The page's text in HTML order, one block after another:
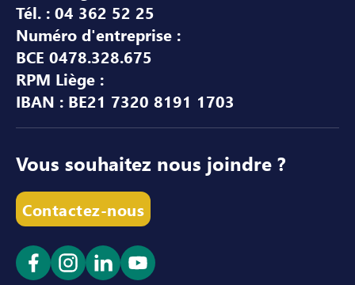
Tél. : 04 362 52 25
Numéro d'entreprise :
BCE 0478.328.675
RPM Liège :
IBAN : BE21 7320 8191 1703
Vous souhaitez nous joindre ?
Contactez-nous
Ouvrir le lien dans un nouvel onglet
Ouvrir le lien dans un nouvel onglet
Ouvrir le lien dans un nouvel
Ouvrir le lien dans un